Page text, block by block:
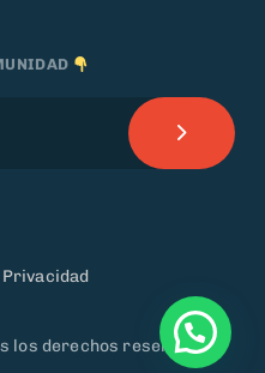
los derechos reservados